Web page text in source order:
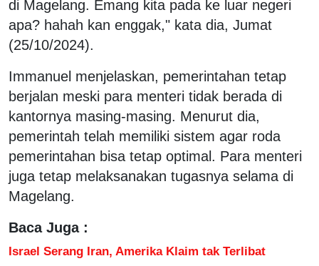
di Magelang. Emang kita pada ke luar negeri
apa? hahah kan enggak," kata dia, Jumat
(25/10/2024).
Immanuel menjelaskan, pemerintahan tetap
berjalan meski para menteri tidak berada di
kantornya masing-masing. Menurut dia,
pemerintah telah memiliki sistem agar roda
pemerintahan bisa tetap optimal. Para menteri
juga tetap melaksanakan tugasnya selama di
Magelang.
Baca Juga :
Israel Serang Iran, Amerika Klaim tak Terlibat